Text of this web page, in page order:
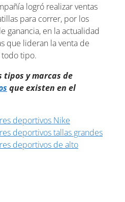
logró realizar ventas
para correr, por los
ganancia, en la actualidad
que lideran la venta de
tipo.
tipos y marcas de
que existen en el
deportivos Nike
deportivos tallas grandes
deportivos de alto